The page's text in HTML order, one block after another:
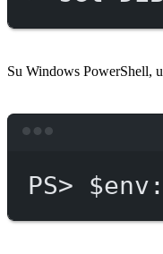
Su Windows PowerShell,
PS> $env